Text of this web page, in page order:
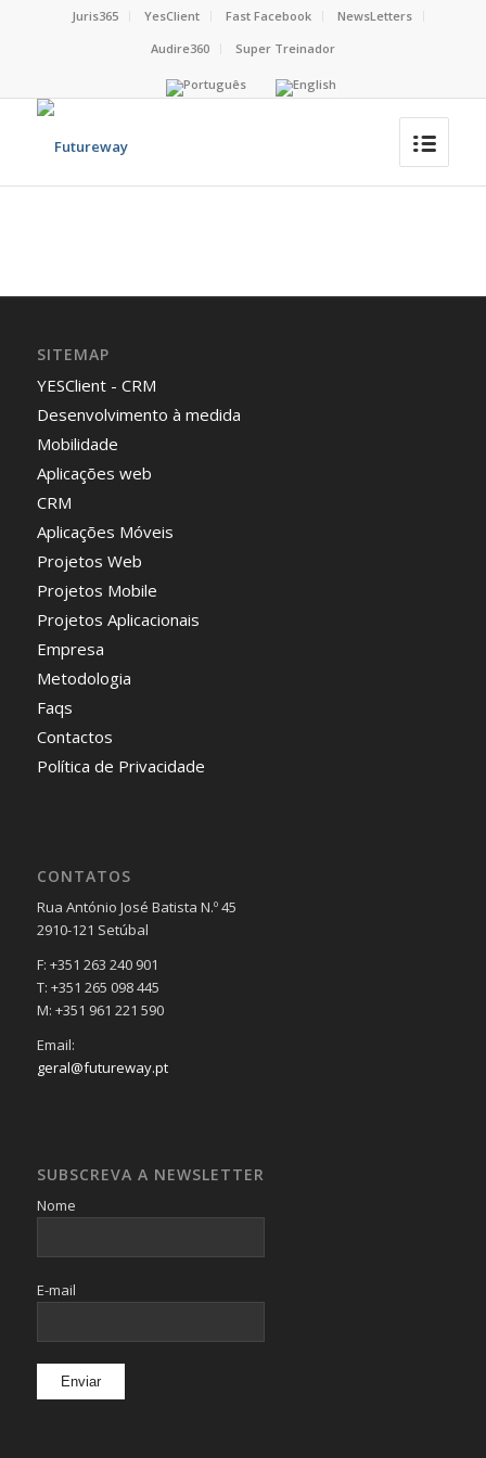
Juris365 YesClient Fast Facebook
NewsLetters
Audire360
Super Treinador
SITEMAP
YESClient - CRM
Desenvolvimento à medida
Mobilidade
Aplicações web
CRM
Aplicações Móveis
Projetos Web
Projetos Mobile
Projetos Aplicacionais
Empresa
Metodologia
Faqs
Contactos
Política de Privacidade
CONTATOS
Rua António José Batista N.º 45
2910-121 Setúbal
F: +351 263 240 901
T: +351 265 098 445
M: +351 961 221 590
Email:
geral@futureway.pt
SUBSCREVA A NEWSLETTER
Nome
E-mail